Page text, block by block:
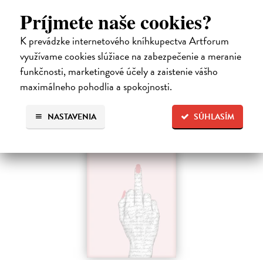
Príjmete naše cookies?
K prevádzke internetového kníhkupectva Artforum
využívame cookies slúžiace na zabezpečenie a meranie
funkčnosti, marketingové účely a zaistenie vášho
maximálneho pohodlia a spokojnosti.
SÚHLASÍM
NASTAVENIA
jej priateľ Hideaki, za ktorého sa chcela vydať, len tak mimochodom
oznámi, že ju podvádza a žení sa s inou. Jej život sa zrazu rúca.
Na sklade
13,71 €
14,90 € ?
na sklade